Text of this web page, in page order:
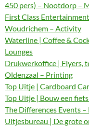
450 pers) – Nootdorp –
First Class
Woudrichem – Activity
Waterline | Coffee &
Lounges
Drukwerkoffice | Flyers,
Oldenzaal – Printing
Top Uitje | Cardboard
Top Uitje | Bouw een
The Differences Events
Uitjesbureau | De grote